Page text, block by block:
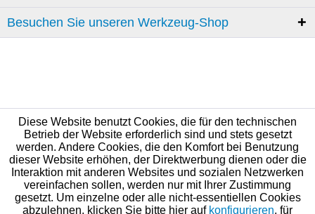
Besuchen Sie unseren Werkzeug-Shop
Diese Website benutzt Cookies, die für den technischen
Betrieb der Website erforderlich sind und stets gesetzt
werden. Andere Cookies, die den Komfort bei Benutzung
dieser Website erhöhen, der Direktwerbung dienen oder die
Interaktion mit anderen Websites und sozialen Netzwerken
vereinfachen sollen, werden nur mit Ihrer Zustimmung
gesetzt. Um einzelne oder alle nicht-essentiellen Cookies
abzulehnen, klicken Sie bitte hier auf konfigurieren, für